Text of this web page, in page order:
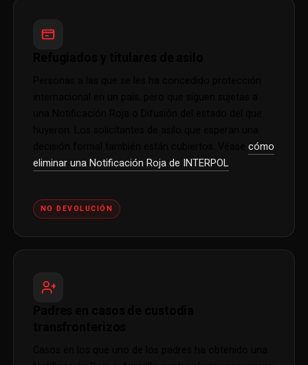
cómo
eliminar una Notificación Roja de INTERPOL.
NO DEVOLUCIÓN